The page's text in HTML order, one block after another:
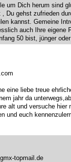
um Dich herum sind
Du gehst zufrieden
kannst. Gemeine
auch Ihre
50 bist, jünger
eine liebe treue
jahr da
alt und versuche
und euch
gmx-topmail.de